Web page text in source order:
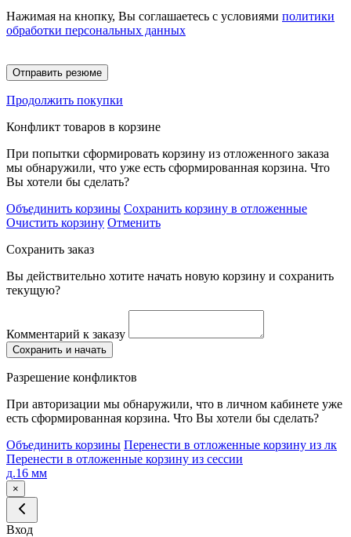
Нажимая на кнопку, Вы соглашаетесь с условиями политики
обработки персональных данных
Отправить резюме
Продолжить покупки
Конфликт товаров в корзине
При попытки сформировать корзину из отложенного заказа
мы обнаружили, что уже есть сформированная корзина. Что
Вы хотели бы сделать?
Объединить корзины Сохранить корзину в отложенные
Очистить корзину Отменить
Сохранить заказ
Вы действительно хотите начать новую корзину и сохранить
текущую?
Комментарий к заказу
Сохранить и начать
Разрешение конфликтов
При авторизации мы обнаружили, что в личном кабинете уже
есть сформированная корзина. Что Вы хотели бы сделать?
Объединить корзины Перенести в отложенные корзину из лк
Перенести в отложенные корзину из сессии
д.16 мм
×
Вход